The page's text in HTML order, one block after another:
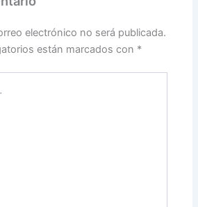
electrónico no será publicada.
están marcados con *